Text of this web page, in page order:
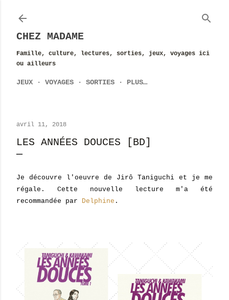
CHEZ MADAME
Famille, culture, lectures, sorties, jeux, voyages ici
ou ailleurs
JEUX VOYAGES SORTIES PLUS…
avril 11, 2018
LES ANNÉES DOUCES [BD]
Je découvre l'oeuvre de Jirô Taniguchi et je me
régale. Cette nouvelle lecture m'a été
recommandée par Delphine .